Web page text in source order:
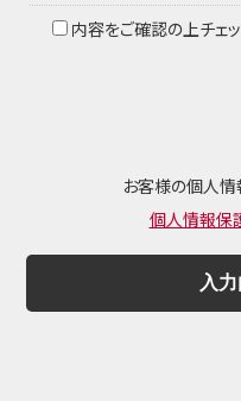
内容をご確認の上チェ
お客様の個人
個人情報保